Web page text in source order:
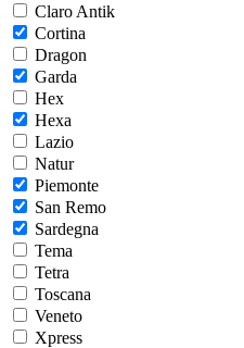
Claro Antik
Cortina
Dragon
Garda
Hex
Hexa
Lazio
Natur
Piemonte
San Remo
Sardegna
Tema
Tetra
Toscana
Veneto
Xpress